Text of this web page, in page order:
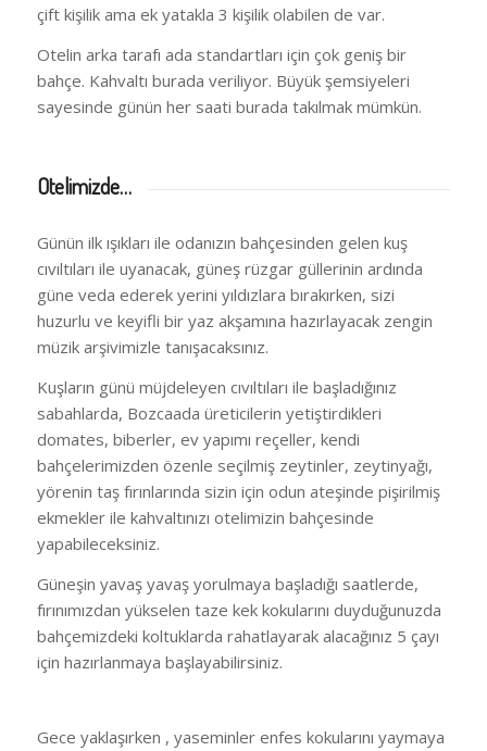
çift kişilik ama ek yatakla 3 kişilik olabilen de var.
Otelin arka tarafı ada standartları için çok geniş bir
bahçe. Kahvaltı burada veriliyor. Büyük şemsiyeleri
sayesinde günün her saati burada takılmak mümkün.
Otelimizde…
Günün ilk ışıkları ile odanızın bahçesinden gelen kuş
cıvıltıları ile uyanacak, güneş rüzgar güllerinin ardında
güne veda ederek yerini yıldızlara bırakırken, sizi
huzurlu ve keyifli bir yaz akşamına hazırlayacak zengin
müzik arşivimizle tanışacaksınız.
Kuşların günü müjdeleyen cıvıltıları ile başladığınız
sabahlarda, Bozcaada üreticilerin yetiştirdikleri
domates, biberler, ev yapımı reçeller, kendi
bahçelerimizden özenle seçilmiş zeytinler, zeytinyağı,
yörenin taş fırınlarında sizin için odun ateşinde pişirilmiş
ekmekler ile kahvaltınızı otelimizin bahçesinde
yapabileceksiniz.
Güneşin yavaş yavaş yorulmaya başladığı saatlerde,
fırınımızdan yükselen taze kek kokularını duyduğunuzda
bahçemizdeki koltuklarda rahatlayarak alacağınız 5 çayı
için hazırlanmaya başlayabilirsiniz.
Gece yaklaşırken , yaseminler enfes kokularını yaymaya